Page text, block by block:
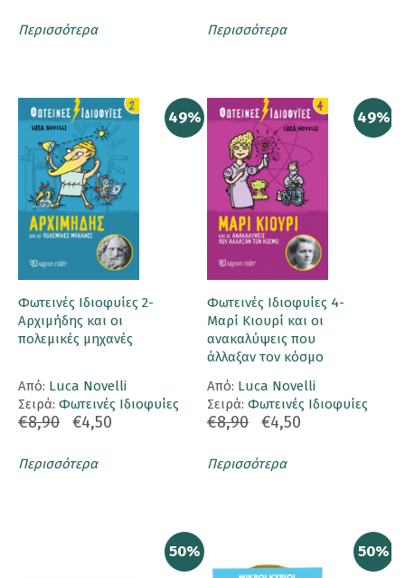
Περισσότερα Περισσότερα
49%
Φωτεινές Ιδιοφυίες 2-
Αρχιμήδης και οι
πολεμικές μηχανές
Aπό: Luca Novelli
Σειρά: Φωτεινές Ιδιοφυίες
€8,90 €4,50
Περισσότερα
49%
Φωτεινές Ιδιοφυίες 4-
Μαρί Κιουρί και οι
ανακαλύψεις που
άλλαξαν τον κόσμο
Aπό: Luca Novelli
Σειρά: Φωτεινές Ιδιοφυίες
€8,90 €4,50
Περισσότερα
50% 50%